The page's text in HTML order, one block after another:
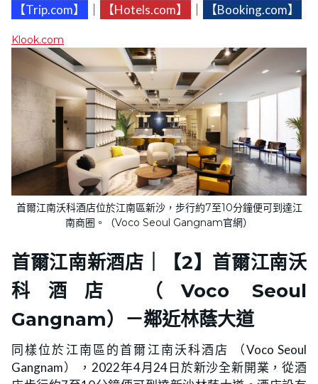
【Trip.com】
【Hotels.com】 【Booking.com】
Klook.com
首爾江南沃科酒店位於江南區新沙，步行約7至10分鐘便可到達江
南商圈。（Voco Seoul Gangnam官網）
首爾江南新酒店｜
【2】首爾江南沃
科酒店 （Voco Seoul
Gangnam） －鄰近林蔭大道
同樣位於江南區的首爾江南沃科酒店 （Voco Seoul
Gangnam） ，2022年4月24日於新沙全新開業，從酒